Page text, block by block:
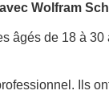
Wolfram
âgés de 18 à
Ils